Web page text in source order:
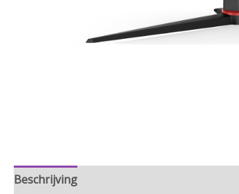
Beschrijving